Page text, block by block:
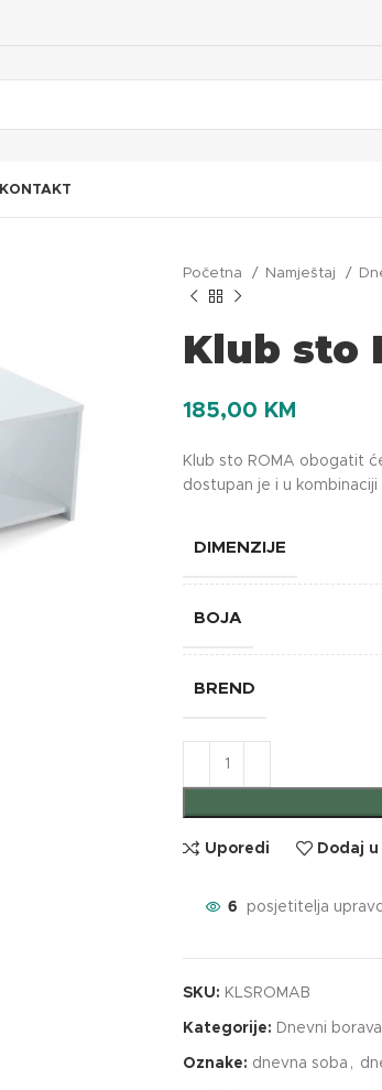
KONTAKT
Početna Namještaj
Klub sto
185,00 KM
Klub sto ROMA obogatit
dostupan je i u
DIMENZIJE
BOJA
BREND
Uporedi Dodaj
6 posjetitelja
SKU: KLSROMAB
Kategorije: Dnevni
Oznake: dnevna soba ,